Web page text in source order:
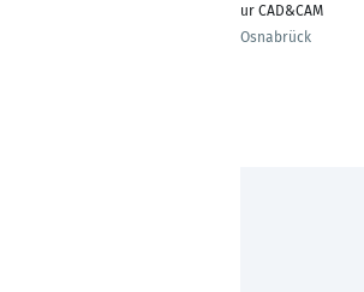
ur CAD&CAM
Osnabrück